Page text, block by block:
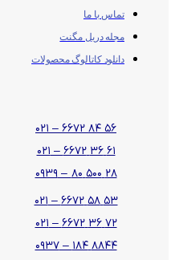
تماس با ما
مجله دریل مگنت
دانلود کاتالوگ محصولات
۵۶ ۸۴ ۶۶۷۲ – ۰۲۱
۶۱ ۳۶ ۶۶۷۲ – ۰۲۱
۲۸ ۵۰۰ ۸۰ – ۰۹۳۹
۵۳ ۵۸ ۶۶۷۲ – ۰۲۱
۷۲ ۳۶ ۶۶۷۲ – ۰۲۱
۸۸۴۴ ۱۸۴ – ۰۹۳۷